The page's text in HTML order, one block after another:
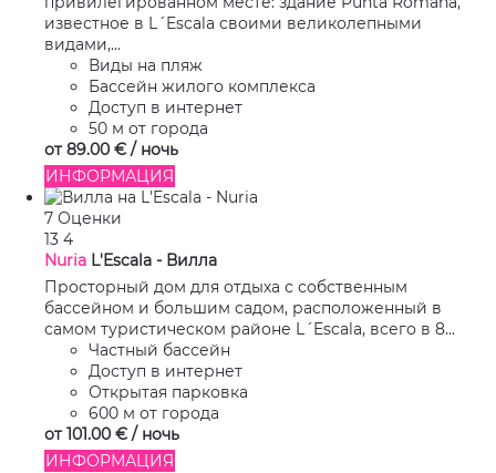
известное в L´Escala своими великолепными
видами,...
Виды на пляж
Бассейн жилого комплекса
Доступ в интернет
50 м от города
от 89.00 € / ночь
ИНФОРМАЦИЯ
7 Оценки
13 4
Nuria L'Escala - Вилла
Просторный дом для отдыха с собственным
бассейном и большим садом, расположенный в
самом туристическом районе L´Escala, всего в 8...
Частный бассейн
Доступ в интернет
Открытая парковка
600 м от города
от 101.00 € / ночь
ИНФОРМАЦИЯ